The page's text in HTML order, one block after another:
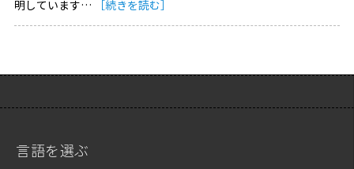
明しています…
［続きを読む］
言語を選ぶ